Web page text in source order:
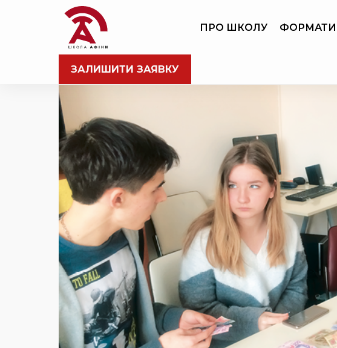
ПРО ШКОЛУ
ЗАЛИШИТИ ЗАЯВКУ